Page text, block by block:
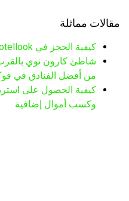
مقالات مماثلة
كيفية الحجز في Hotellook - مقارنة أسعار الفنادق
شاطئ كارون نوي
من أفضل الفنادق في
وكسب أموال إضافية